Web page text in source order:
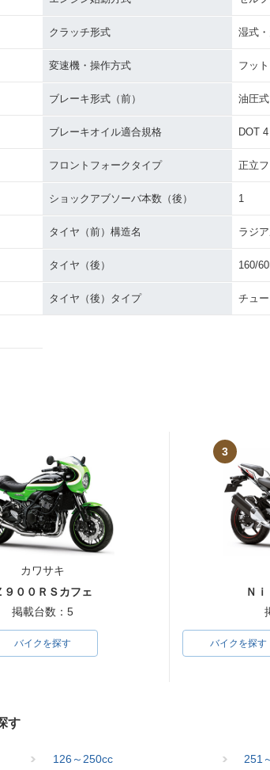
AB
2013年 Ninja ZX-6R・
フルモデルチェンジ
2012年 Ninja ZX-
2007年 Ninja ZX-6R・
2006年 Ninja ZX-
1995年 Ninja ZX-6R・
新登場
クラッチ形式 湿式
変速機・操作方式 フッ
ブレーキ形式（前） 油圧
ブレーキオイル適合規格 DOT 4
フロントフォークタイプ 正立
ショックアブソーバ本数（後） 1
タイヤ（前）構造名 ラジ
タイヤ（後） 160/
タイヤ（後）タイプ チュ
カワサキ
９００ＲＳカフェ
掲載台数：5
バイクを探す
3
Ｎ
バイクを探す
す
126～250cc 251